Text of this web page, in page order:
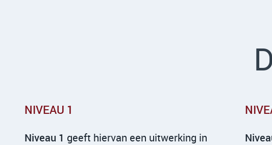
NIVEAU 1
Niveau 1 geeft hiervan een uitwerking in